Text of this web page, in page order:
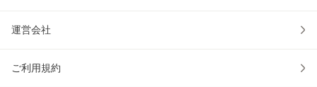
運営会社
ご利用規約